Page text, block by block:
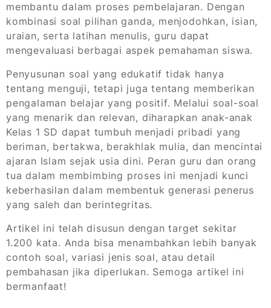
membantu dalam proses pembelajaran. Dengan
kombinasi soal pilihan ganda, menjodohkan, isian,
uraian, serta latihan menulis, guru dapat
mengevaluasi berbagai aspek pemahaman siswa.
Penyusunan soal yang edukatif tidak hanya
tentang menguji, tetapi juga tentang memberikan
pengalaman belajar yang positif. Melalui soal-soal
yang menarik dan relevan, diharapkan anak-anak
Kelas 1 SD dapat tumbuh menjadi pribadi yang
beriman, bertakwa, berakhlak mulia, dan mencintai
ajaran Islam sejak usia dini. Peran guru dan orang
tua dalam membimbing proses ini menjadi kunci
keberhasilan dalam membentuk generasi penerus
yang saleh dan berintegritas.
Artikel ini telah disusun dengan target sekitar
1.200 kata. Anda bisa menambahkan lebih banyak
contoh soal, variasi jenis soal, atau detail
pembahasan jika diperlukan. Semoga artikel ini
bermanfaat!